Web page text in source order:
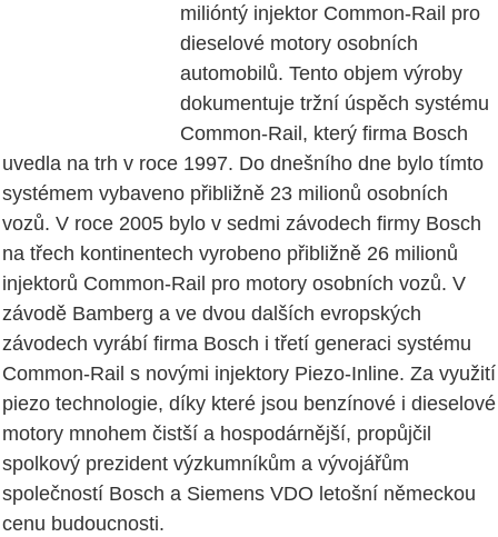
milióntý injektor Common-Rail pro
dieselové motory osobních
automobilů. Tento objem výroby
dokumentuje tržní úspěch systému
Common-Rail, který firma Bosch
uvedla na trh v roce 1997. Do dnešního dne bylo tímto
systémem vybaveno přibližně 23 milionů osobních
vozů. V roce 2005 bylo v sedmi závodech firmy Bosch
na třech kontinentech vyrobeno přibližně 26 milionů
injektorů Common-Rail pro motory osobních vozů. V
závodě Bamberg a ve dvou dalších evropských
závodech vyrábí firma Bosch i třetí generaci systému
Common-Rail s novými injektory Piezo-Inline. Za využití
piezo technologie, díky které jsou benzínové i dieselové
motory mnohem čistší a hospodárnější, propůjčil
spolkový prezident výzkumníkům a vývojářům
společností Bosch a Siemens VDO letošní německou
cenu budoucnosti.